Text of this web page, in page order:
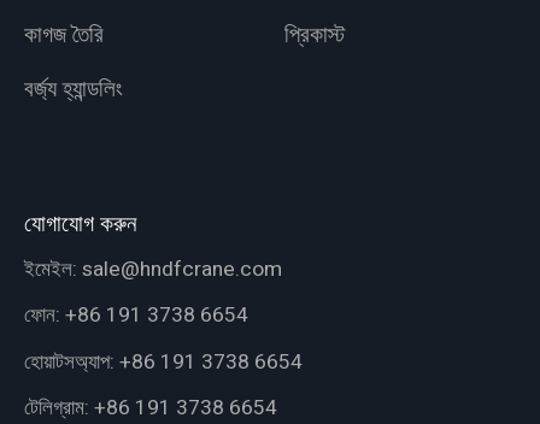
কাগজ তৈরি
প্রিকাস্ট
বর্জ্য হ্যান্ডলিং
যোগাযোগ করুন
ইমেইল: sale@hndfcrane.com
ফোন: +86 191 3738 6654
হোয়াটসঅ্যাপ: +86 191 3738 6654
টেলিগ্রাম: +86 191 3738 6654